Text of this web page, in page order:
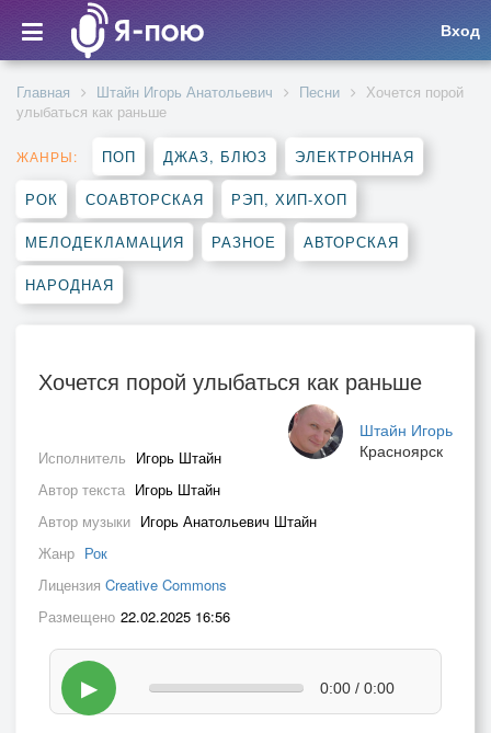
Вход
Главная Штайн Игорь Анатольевич Песни
Хочется порой
улыбаться как раньше
ЖАНРЫ: ПОП ДЖАЗ, БЛЮЗ ЭЛЕКТРОННАЯ
РОК СОАВТОРСКАЯ РЭП, ХИП-ХОП
МЕЛОДЕКЛАМАЦИЯ РАЗНОЕ АВТОРСКАЯ
НАРОДНАЯ
Хочется порой улыбаться как раньше
Штайн Игорь
Красноярск
Исполнитель Игорь Штайн
Автор текста Игорь Штайн
Автор музыки Игорь Анатольевич Штайн
Жанр Рок
Лицензия Creative Commons
Размещено 22.02.2025 16:56
▶ 0:00 / 0:00